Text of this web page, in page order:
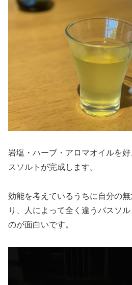
岩塩・ハーブ・アロマオイルを
スソルトが完成します。
効能を考えているうちに自分の
り、人によって全く違うバスソ
のが面白いです。